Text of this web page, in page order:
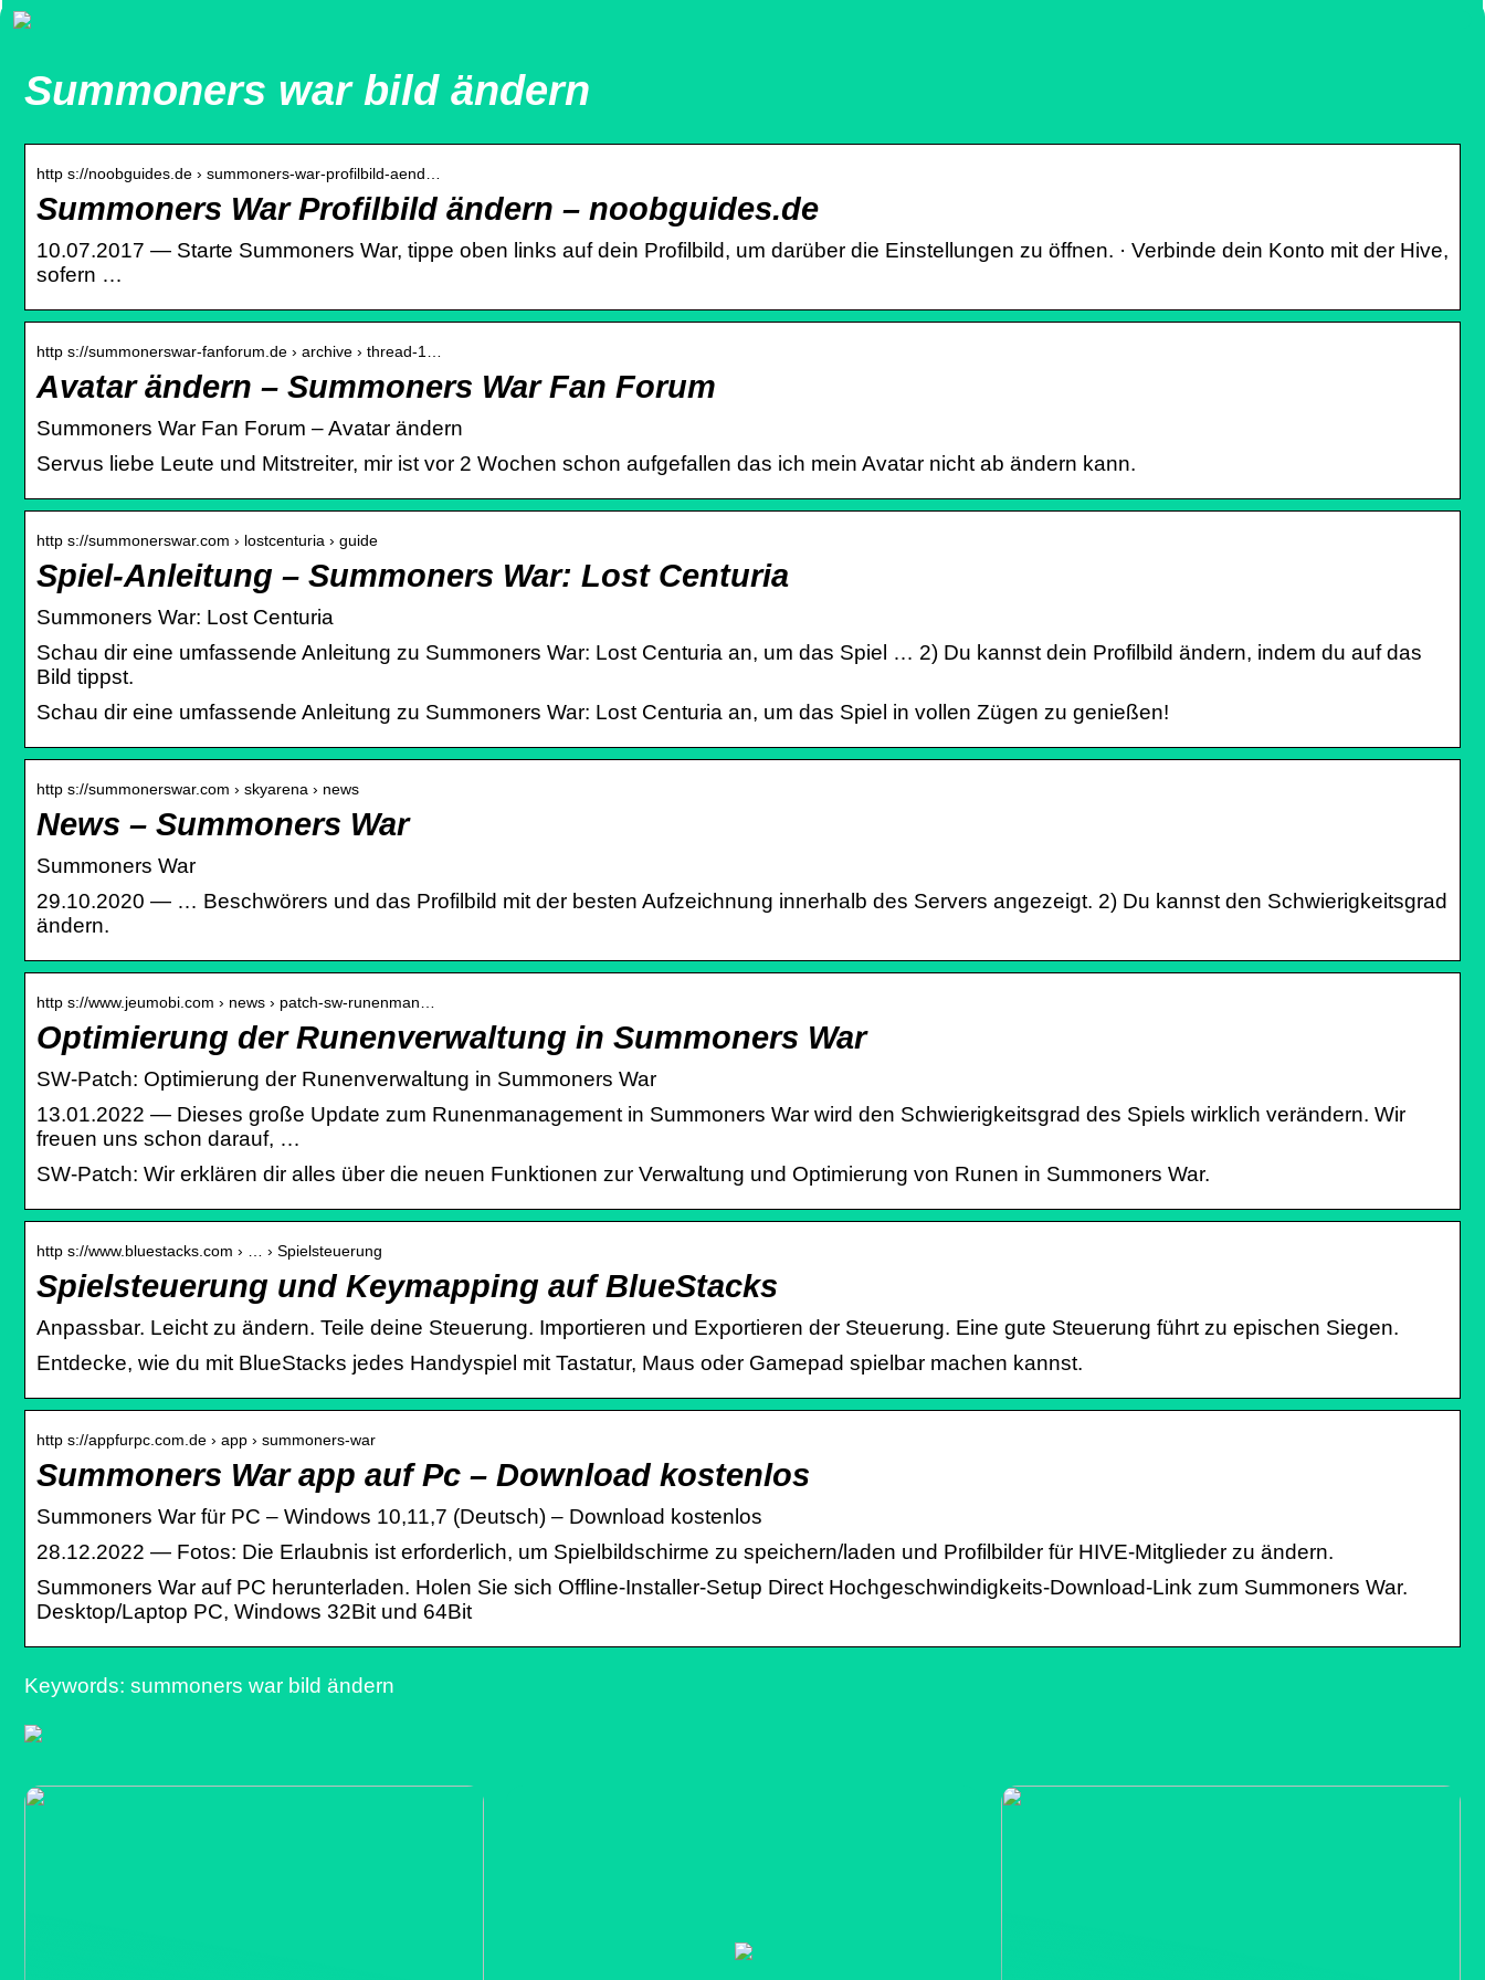
Summoners war bild ändern
http s://noobguides.de › summoners-war-profilbild-aend…
Summoners War Profilbild ändern – noobguides.de
10.07.2017 — Starte Summoners War, tippe oben links auf dein Profilbild, um darüber die Einstellungen zu öffnen. · Verbinde dein Konto mit der Hive,
sofern …
http s://summonerswar-fanforum.de › archive › thread-1…
Avatar ändern – Summoners War Fan Forum
Summoners War Fan Forum – Avatar ändern
Servus liebe Leute und Mitstreiter, mir ist vor 2 Wochen schon aufgefallen das ich mein Avatar nicht ab ändern kann.
http s://summonerswar.com › lostcenturia › guide
Spiel-Anleitung – Summoners War: Lost Centuria
Summoners War: Lost Centuria
Schau dir eine umfassende Anleitung zu Summoners War: Lost Centuria an, um das Spiel … 2) Du kannst dein Profilbild ändern, indem du auf das
Bild tippst.
Schau dir eine umfassende Anleitung zu Summoners War: Lost Centuria an, um das Spiel in vollen Zügen zu genießen!
http s://summonerswar.com › skyarena › news
News – Summoners War
Summoners War
29.10.2020 — … Beschwörers und das Profilbild mit der besten Aufzeichnung innerhalb des Servers angezeigt. 2) Du kannst den Schwierigkeitsgrad
ändern.
http s://www.jeumobi.com › news › patch-sw-runenman…
Optimierung der Runenverwaltung in Summoners War
SW-Patch: Optimierung der Runenverwaltung in Summoners War
13.01.2022 — Dieses große Update zum Runenmanagement in Summoners War wird den Schwierigkeitsgrad des Spiels wirklich verändern. Wir
freuen uns schon darauf, …
SW-Patch: Wir erklären dir alles über die neuen Funktionen zur Verwaltung und Optimierung von Runen in Summoners War.
http s://www.bluestacks.com › … › Spielsteuerung
Spielsteuerung und Keymapping auf BlueStacks
Anpassbar. Leicht zu ändern. Teile deine Steuerung. Importieren und Exportieren der Steuerung. Eine gute Steuerung führt zu epischen Siegen.
Entdecke, wie du mit BlueStacks jedes Handyspiel mit Tastatur, Maus oder Gamepad spielbar machen kannst.
http s://appfurpc.com.de › app › summoners-war
Summoners War app auf Pc – Download kostenlos
Summoners War für PC – Windows 10,11,7 (Deutsch) – Download kostenlos
28.12.2022 — Fotos: Die Erlaubnis ist erforderlich, um Spielbildschirme zu speichern/laden und Profilbilder für HIVE-Mitglieder zu ändern.
Summoners War auf PC herunterladen. Holen Sie sich Offline-Installer-Setup Direct Hochgeschwindigkeits-Download-Link zum Summoners War.
Desktop/Laptop PC, Windows 32Bit und 64Bit
Keywords: summoners war bild ändern